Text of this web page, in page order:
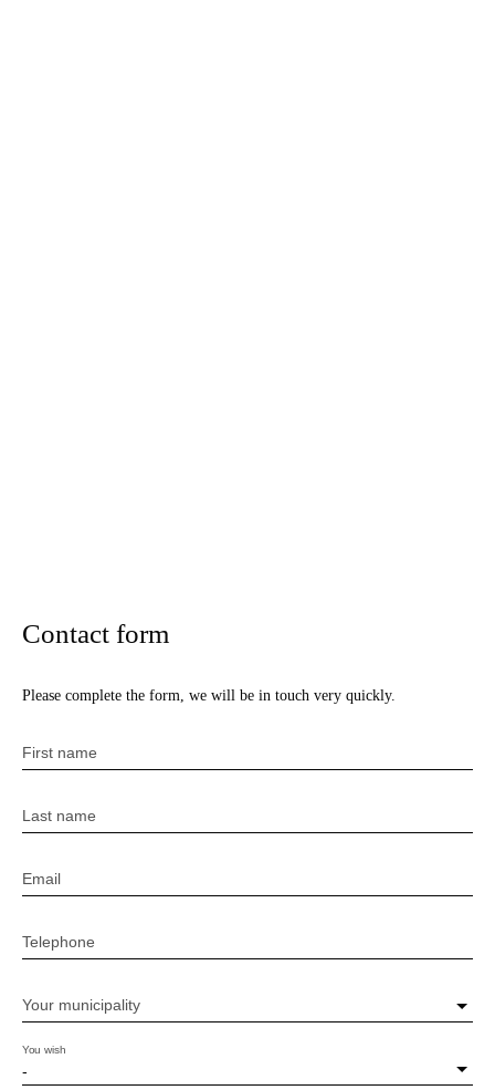
Contact form
Please complete the form, we will be in touch very quickly.
First name
Last name
Email
Telephone
Your municipality
-
You wish